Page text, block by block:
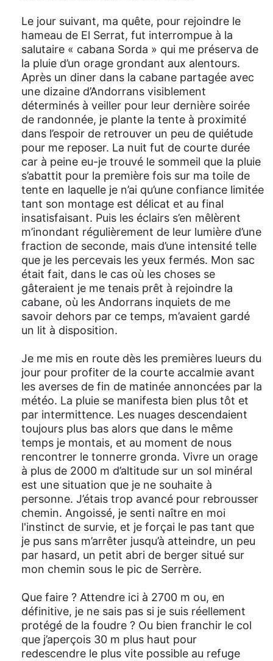
Le jour suivant, ma quête, pour rejoindre le
hameau de El Serrat, fut interrompue à la
salutaire « cabana Sorda » qui me préserva de
la pluie d’un orage grondant aux alentours.
Après un diner dans la cabane partagée avec
une dizaine d’Andorrans visiblement
déterminés à veiller pour leur dernière soirée
de randonnée, je plante la tente à proximité
dans l’espoir de retrouver un peu de quiétude
pour me reposer. La nuit fut de courte durée
car à peine eu-je trouvé le sommeil que la pluie
s’abattit pour la première fois sur ma toile de
tente en laquelle je n’ai qu’une confiance limitée
tant son montage est délicat et au final
insatisfaisant. Puis les éclairs s’en mêlèrent
m’inondant régulièrement de leur lumière d’une
fraction de seconde, mais d’une intensité telle
que je les percevais les yeux fermés. Mon sac
était fait, dans le cas où les choses se
gâteraient je me tenais prêt à rejoindre la
cabane, où les Andorrans inquiets de me
savoir dehors par ce temps, m’avaient gardé
un lit à disposition.
Je me mis en route dès les premières lueurs du
jour pour profiter de la courte accalmie avant
les averses de fin de matinée annoncées par la
météo. La pluie se manifesta bien plus tôt et
par intermittence. Les nuages descendaient
toujours plus bas alors que dans le même
temps je montais, et au moment de nous
rencontrer le tonnerre gronda. Vivre un orage
à plus de 2000 m d’altitude sur un sol minéral
est une situation que je ne souhaite à
personne. J’étais trop avancé pour rebrousser
chemin. Angoissé, je senti naître en moi
l'instinct de survie, et je forçai le pas tant que
je pus sans m’arrêter jusqu’à atteindre, un peu
par hasard, un petit abri de berger situé sur
mon chemin sous le pic de Serrère.
Que faire ? Attendre ici à 2700 m ou, en
définitive, je ne sais pas si je suis réellement
protégé de la foudre ? Ou bien franchir le col
que j’aperçois 30 m plus haut pour
redescendre le plus vite possible au refuge